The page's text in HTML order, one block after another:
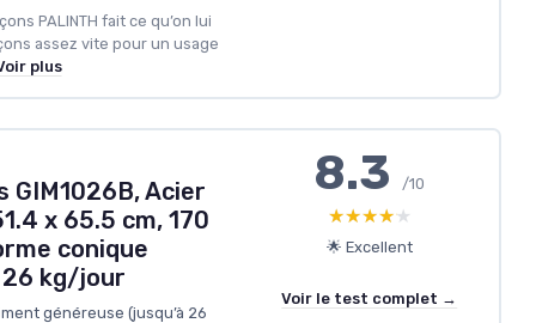
PALINTH fait ce qu’on lui
assez vite pour un usage
plus
GIM1026B, Acier
x 65.5 cm, 170
conique
kg/jour
généreuse (jusqu’à 26
8.3/10
★★★★★
★★★★★
🌟 Excellent
Voir le test complet →